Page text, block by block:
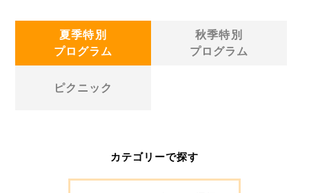
夏季特別
プログラム
秋季特別
プログラム
ピクニック
カテゴリーで探す